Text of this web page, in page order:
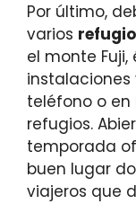
Por último,
varios
el monte
instalaciones
teléfono o en
refugios.
temporada
buen lugar
viajeros que